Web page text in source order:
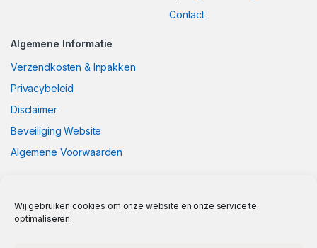
Wij gebruiken cookies om onze website en onze service te
optimaliseren.
Contact
Algemene Informatie
Verzendkosten & Inpakken
Privacybeleid
Disclaimer
Beveiliging Website
Algemene Voorwaarden